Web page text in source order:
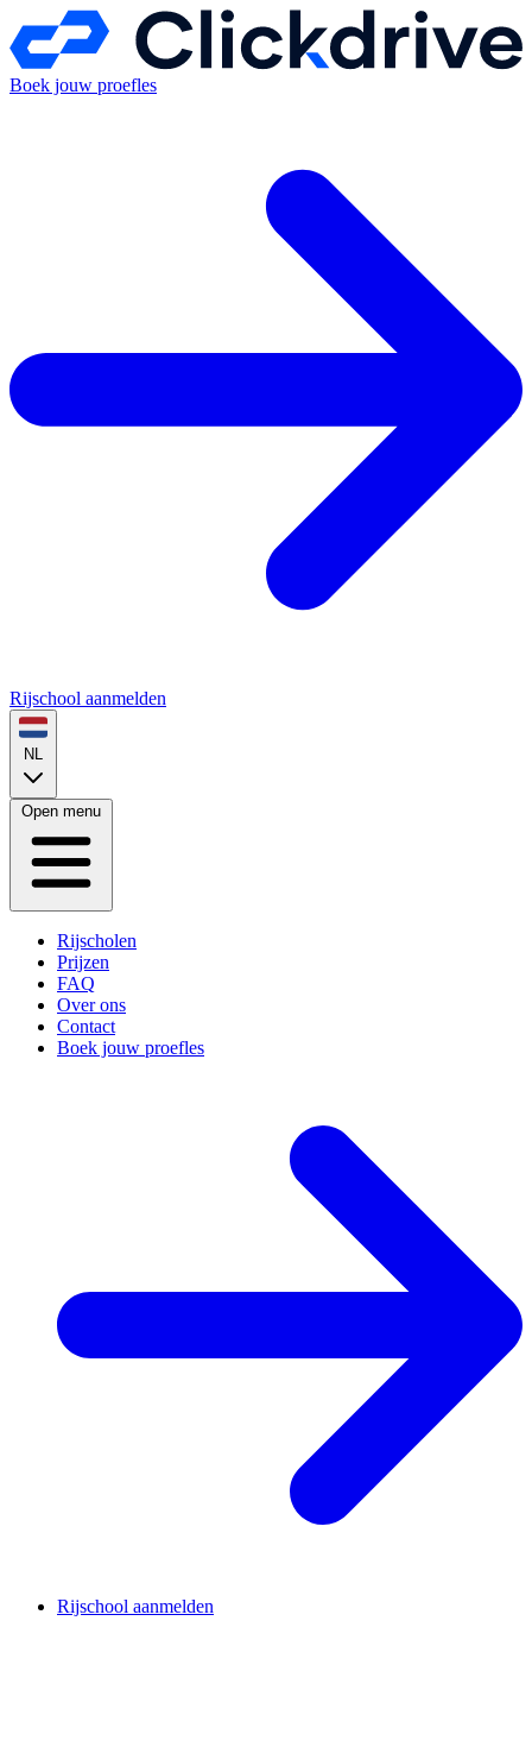
Boek jouw proefles
Rijschool aanmelden
NL
Open menu
Rijscholen
Prijzen
FAQ
Over ons
Contact
Boek jouw proefles
Rijschool aanmelden